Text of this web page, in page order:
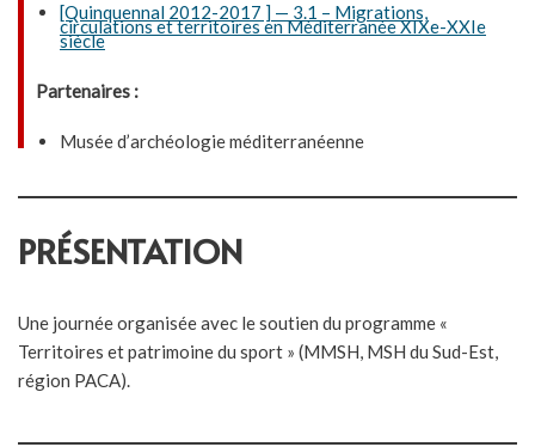
[Quinquennal 2012-2017 ] — 3.1 – Migrations,
circulations et territoires en Méditerranée XIXe-XXIe
siècle
Partenaires :
Musée d’archéologie méditerranéenne
PRÉSENTATION
Une journée organisée avec le soutien du programme «
Territoires et patrimoine du sport » (MMSH, MSH du Sud-Est,
région PACA).